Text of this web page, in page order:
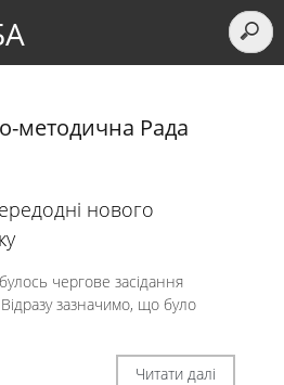
методична Рада
нового
чергове засідання
зазначимо, що було
Читати далі